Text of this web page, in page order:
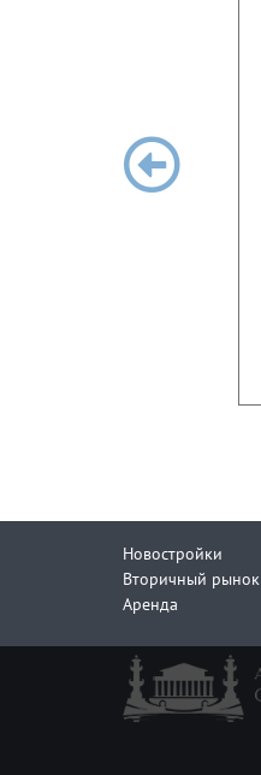
Новостройки
Вторичный рынок
Аренда